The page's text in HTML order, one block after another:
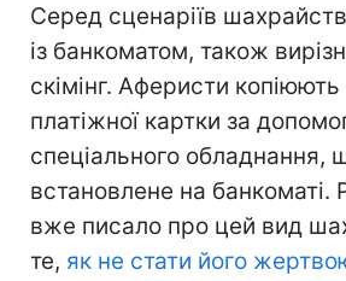
Серед сценаріїв
із банкоматом, також
скімінг. Аферисти
платіжної картки за
спеціального обладнання,
встановлене на банкоматі.
вже писало про цей вид
те, як не стати його